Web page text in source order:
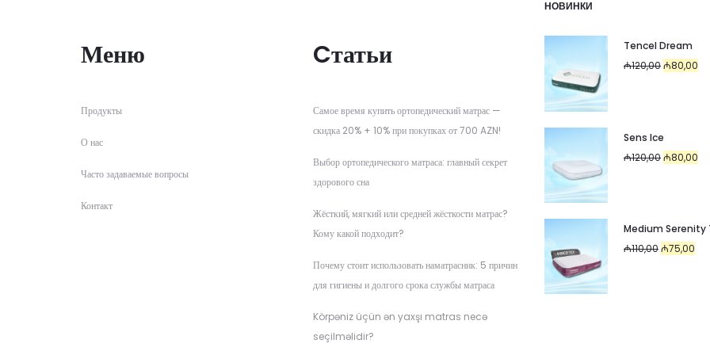
Меню
Продукты
О нас
Часто задаваемые вопросы
Контакт
Cтатьи
Самое время купить ортопедический матрас —
скидка 20% + 10% при покупках от 700 AZN!
Выбор ортопедического матраса: главный секрет
здорового сна
Жёсткий, мягкий или средней жёсткости матрас?
Кому какой подходит?
Почему стоит использовать наматрасник: 5 причин
для гигиены и долгого срока службы матраса
Körpəniz üçün ən yaxşı matras necə
seçilməlidir?
НОВИНКИ
Tencel Dream
₼120,00₼80,00
Sens Ice
₼120,00₼80,00
Medium Serenity
₼110,00₼75,00